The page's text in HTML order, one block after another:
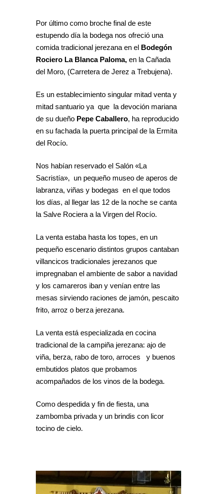
Por último como broche final de este
estupendo día la bodega nos ofreció una
comida tradicional jerezana en el Bodegón
Rociero La Blanca Paloma, en la Cañada
del Moro, (Carretera de Jerez a Trebujena).
Es un establecimiento singular mitad venta y
mitad santuario ya que la devoción mariana
de su dueño Pepe Caballero, ha reproducido
en su fachada la puerta principal de la Ermita
del Rocío.
Nos habían reservado el Salón «La
Sacristía», un pequeño museo de aperos de
labranza, viñas y bodegas en el que todos
los días, al llegar las 12 de la noche se canta
la Salve Rociera a la Virgen del Rocío.
La venta estaba hasta los topes, en un
pequeño escenario distintos grupos cantaban
villancicos tradicionales jerezanos que
impregnaban el ambiente de sabor a navidad
y los camareros iban y venían entre las
mesas sirviendo raciones de jamón, pescaito
frito, arroz o berza jerezana.
La venta está especializada en cocina
tradicional de la campiña jerezana: ajo de
viña, berza, rabo de toro, arroces y buenos
embutidos platos que probamos
acompañados de los vinos de la bodega.
Como despedida y fin de fiesta, una
zambomba privada y un brindis con licor
tocino de cielo.